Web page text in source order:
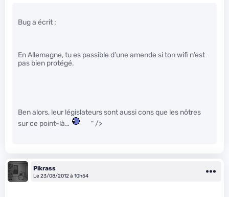
Bug a écrit :
En Allemagne, tu es passible d’une amende si ton wifi n’est
pas bien protégé.
Ben alors, leur législateurs sont aussi cons que les nôtres
sur ce point-là…
" />
Pikrass
Le 23/08/2012 à 10h54